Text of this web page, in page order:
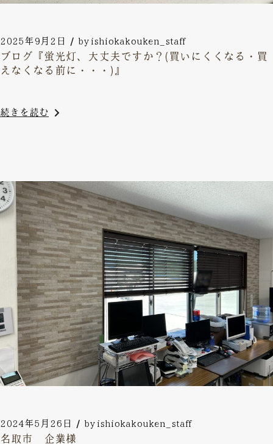
2025年9月2日 by ishiokakouken_staff
ブログ『蛍光灯、大丈夫ですか？(買いにくくなる・買
えなくなる前に・・・)』
続きを読む
2024年5月26日 by ishiokakouken_staff
名取市 企業様